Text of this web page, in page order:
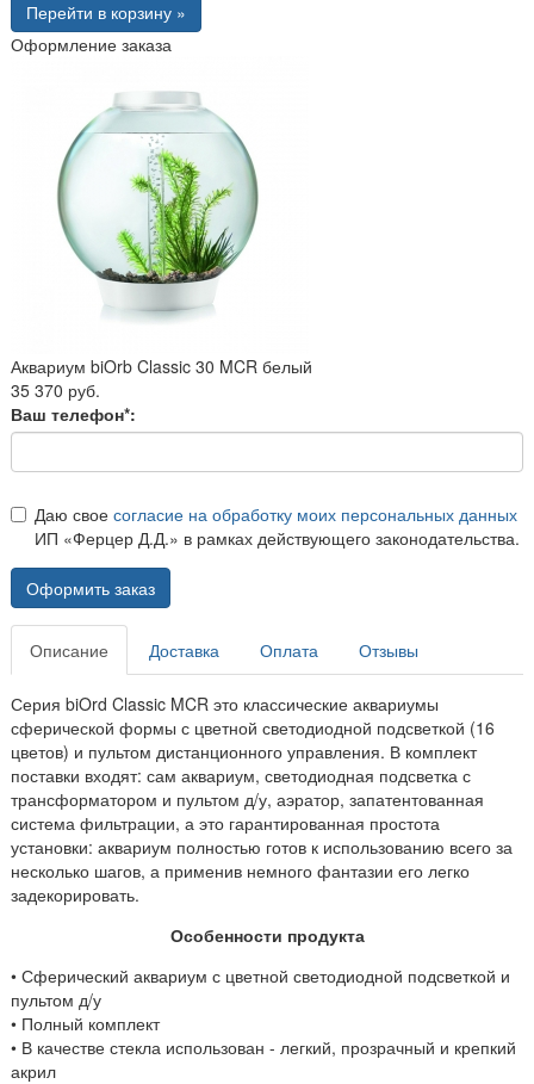
Перейти в корзину »
Оформление заказа
Аквариум biOrb Classic 30 MCR белый
35 370 руб.
Ваш телефон*:
Даю свое согласие на обработку моих персональных данных
ИП «Ферцер Д.Д.» в рамках действующего законодательства.
Оформить заказ
Описание Доставка Оплата Отзывы
Серия biOrd Classic MCR это классические аквариумы
сферической формы с цветной светодиодной подсветкой (16
цветов) и пультом дистанционного управления. В комплект
поставки входят: сам аквариум, светодиодная подсветка с
трансформатором и пультом д/у, аэратор, запатентованная
система фильтрации, а это гарантированная простота
установки: аквариум полностью готов к использованию всего за
несколько шагов, а применив немного фантазии его легко
задекорировать.
Особенности продукта
• Сферический аквариум с цветной светодиодной подсветкой и
пультом д/у
• Полный комплект
• В качестве стекла использован - легкий, прозрачный и крепкий
акрил